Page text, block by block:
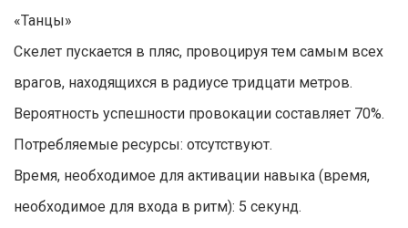
«Танцы»
Скелет пускается в пляс, провоцируя тем самым всех
врагов, находящихся в радиусе тридцати метров.
Вероятность успешности провокации составляет 70%.
Потребляемые ресурсы: отсутствуют.
Время, необходимое для активации навыка (время,
необходимое для входа в ритм): 5 секунд.